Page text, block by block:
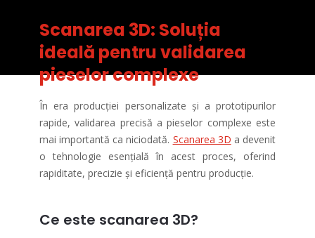
Scanarea 3D: Soluția
ideală pentru validarea
pieselor complexe
În era producției personalizate și a prototipurilor
rapide, validarea precisă a pieselor complexe este
mai importantă ca niciodată. Scanarea 3D a devenit
o tehnologie esențială în acest proces, oferind
rapiditate, precizie și eficiență pentru producție.
Ce este scanarea 3D?